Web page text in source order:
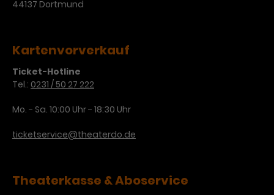
Laufzeit 1 Minute
gesetztes Cookie. Bestimmte
pro Minute an Google Analytics
werden bestimmte
Zweck
Dieses Cookie wird verwendet, um
Nutzerinteraktionen mit
Remarketing-Funktionen
Anbieter Google / DoubleClick
44137 Dortmund
Kartenvorverkauf
Ticket-Hotline
Tel.: 0231 / 50 27 222
Mo. - Sa. 10:00 Uhr - 18:30 Uhr
ticketservice@theaterdo.de
Theaterkasse & Aboservice